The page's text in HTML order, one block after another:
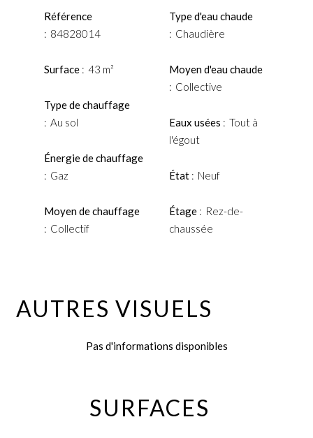
Référence
84828014
Surface 43 m²
Type de chauffage
Au sol
Énergie de chauffage
Gaz
Moyen de chauffage
Collectif
Type d'eau chaude
Chaudière
Moyen d'eau chaude
Collective
Eaux usées
Tout à
l'égout
État Neuf
Étage
Rez-de-
chaussée
AUTRES VISUELS
Pas d'informations disponibles
SURFACES